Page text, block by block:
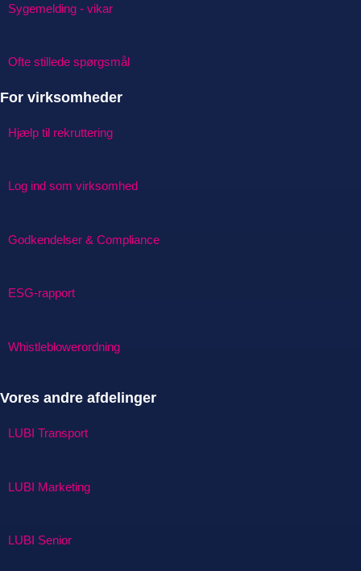
Sygemelding - vikar
Ofte stillede spørgsmål
For virksomheder
Hjælp til rekruttering
Log ind som virksomhed
Godkendelser & Compliance
ESG-rapport
Whistleblowerordning
Vores andre afdelinger
LUBI Transport
LUBI Marketing
LUBI Senior